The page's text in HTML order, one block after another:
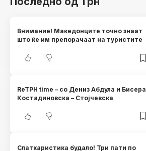
Внимание! Македонците точно знаат
што ќе им препорачаат на туристите
ReTРН time – со Дениз Абдула и Бисера
Костадиновска – Стојчевска
Слаткаристика будало! Три пати по